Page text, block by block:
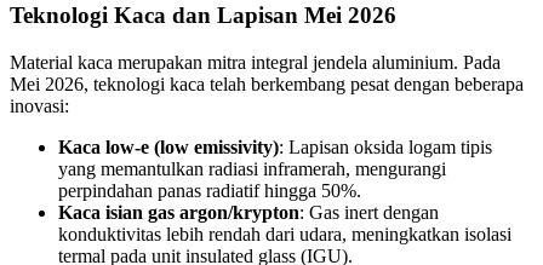
Teknologi Kaca dan Lapisan Mei 2026
Material kaca merupakan mitra integral jendela aluminium. Pada
Mei 2026, teknologi kaca telah berkembang pesat dengan beberapa
inovasi:
Kaca low-e (low emissivity): Lapisan oksida logam tipis
yang memantulkan radiasi inframerah, mengurangi
perpindahan panas radiatif hingga 50%.
Kaca isian gas argon/krypton: Gas inert dengan
konduktivitas lebih rendah dari udara, meningkatkan isolasi
termal pada unit insulated glass (IGU).